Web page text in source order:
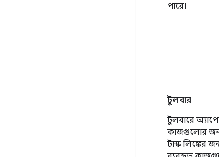
পারে।
টুলবার
টুলবারে
কাজগুলোর জন্য
টাস্ক লিঙ্কের